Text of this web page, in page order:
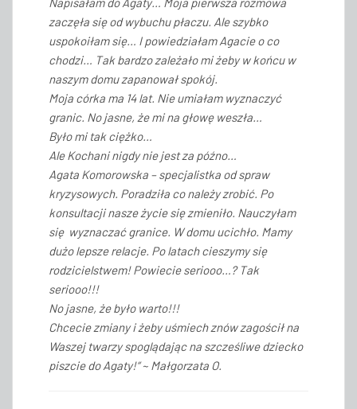
zaczęła się od wybuchu płaczu. Ale szybko
uspokoiłam się… I powiedziałam Agacie o co
chodzi… Tak bardzo zależało mi żeby w końcu w
naszym domu zapanował spokój.
Moja córka ma 14 lat. Nie umiałam wyznaczyć
granic. No jasne, że mi na głowę weszła…
Było mi tak ciężko…
Ale Kochani nigdy nie jest za późno…
Agata Komorowska – specjalistka od spraw
kryzysowych. Poradziła co należy zrobić. Po
konsultacji nasze życie się zmieniło. Nauczyłam
się wyznaczać granice. W domu ucichło. Mamy
dużo lepsze relacje. Po latach cieszymy się
rodzicielstwem! Powiecie seriooo…? Tak
seriooo!!!
No jasne, że było warto!!!
Chcecie zmiany i żeby uśmiech znów zagościł na
Waszej twarzy spoglądając na szcześliwe dziecko
piszcie do Agaty!“~ Małgorzata O.